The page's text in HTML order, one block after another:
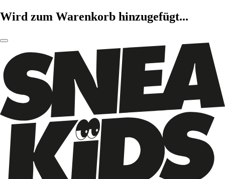
Wird zum Warenkorb hinzugefügt...